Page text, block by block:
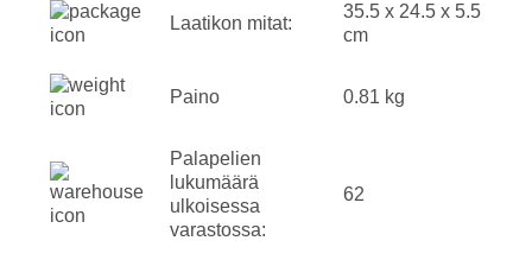
Laatikon mitat:
35.5 x 24.5 x 5.5
cm
Paino 0.81 kg
Palapelien
lukumäärä
ulkoisessa
varastossa:
62